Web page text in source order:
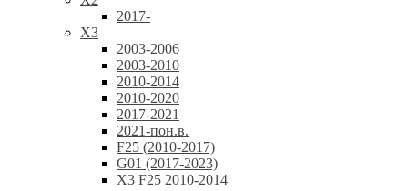
2017-
X3
2003-2006
2003-2010
2010-2014
2010-2020
2017-2021
2021-пон.в.
F25 (2010-2017)
G01 (2017-2023)
X3 F25 2010-2014